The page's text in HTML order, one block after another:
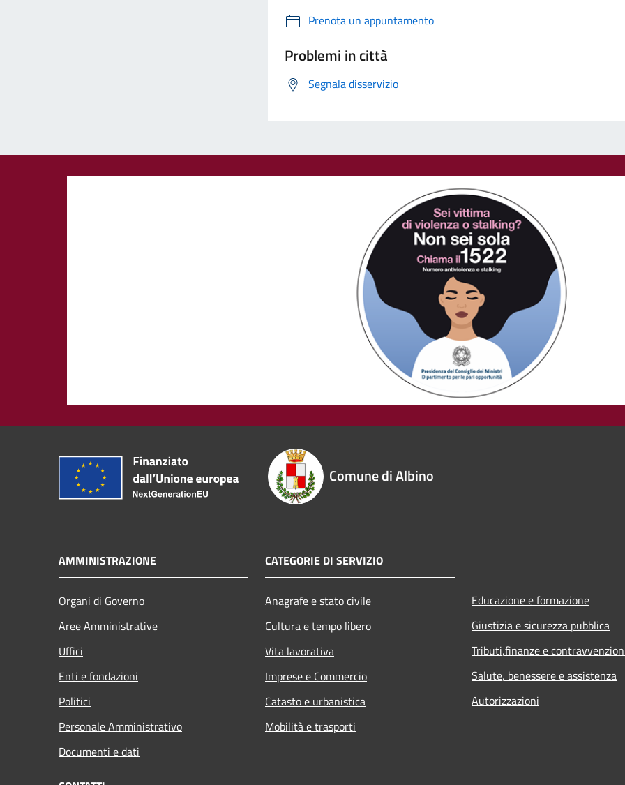
Prenota un appuntamento
Problemi in città
Segnala disservizio
Comune di Albino
AMMINISTRAZIONE
Organi di Governo
Aree Amministrative
Uffici
Enti e fondazioni
Politici
Personale Amministrativo
Documenti e dati
CATEGORIE DI SERVIZIO
Anagrafe e stato civile
Cultura e tempo libero
Vita lavorativa
Imprese e Commercio
Catasto e urbanistica
Mobilità e trasporti
Educazione e formazione
Giustizia e sicurezza pubblica
Tributi,finanze e
Salute, benessere e assistenza
Autorizzazioni